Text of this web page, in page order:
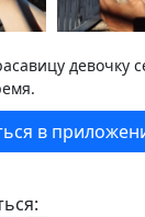
девочку
в